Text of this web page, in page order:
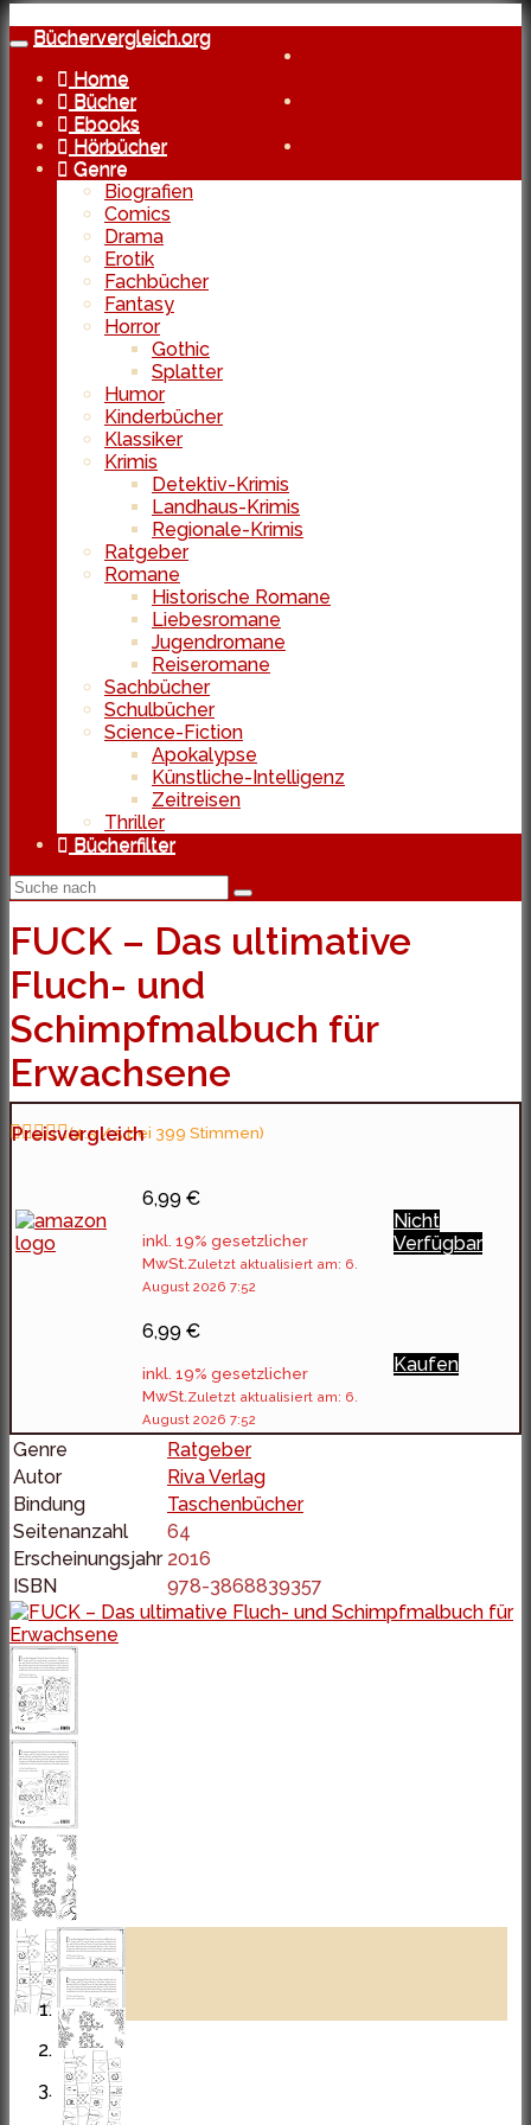
Skip
to
content
Toggle
navigation
Büchervergleich.org
Home
Bücher
Ebooks
Hörbücher
Genre
Biografien
Comics
Drama
Erotik
Fachbücher
Fantasy
Horror
Gothic
Splatter
Humor
Kinderbücher
Klassiker
Krimis
Detektiv-Krimis
Landhaus-Krimis
Regionale-Krimis
Ratgeber
Romane
Historische Romane
Liebesromane
Jugendromane
Reiseromane
Sachbücher
Schulbücher
Science-Fiction
Apokalypse
Künstliche-Intelligenz
Zeitreisen
Thriller
Bücherfilter
FUCK – Das ultimative
Fluch- und
Schimpfmalbuch für
Erwachsene
(4.5 / 5 bei 399 Stimmen)
Preisvergleich
6,99 €
inkl. 19% gesetzlicher
MwSt. Zuletzt aktualisiert am: 6.
August 2026 7:52
Nicht
Verfügbar
6,99 €
inkl. 19% gesetzlicher
MwSt. Zuletzt aktualisiert am: 6.
August 2026 7:52
Kaufen
Genre
Ratgeber
Autor
Riva Verlag
Bindung
Taschenbücher
Seitenanzahl
64
Erscheinungsjahr 2016
ISBN
978-3868839357